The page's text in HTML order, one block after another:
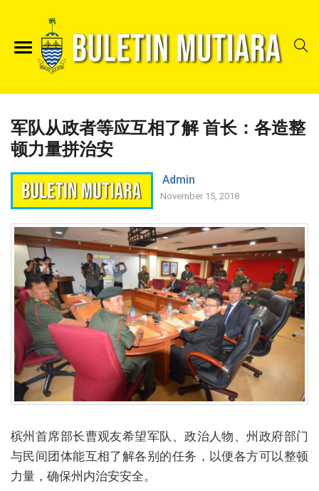
军队从政者等应互相了解 首长：各造整
顿力量拼治安
Admin
November 15, 2018
槟州首席部长曹观友希望军队、政治人物、州政府部门
与民间团体能互相了解各别的任务，以便各方可以整顿
力量，确保州内治安安全。